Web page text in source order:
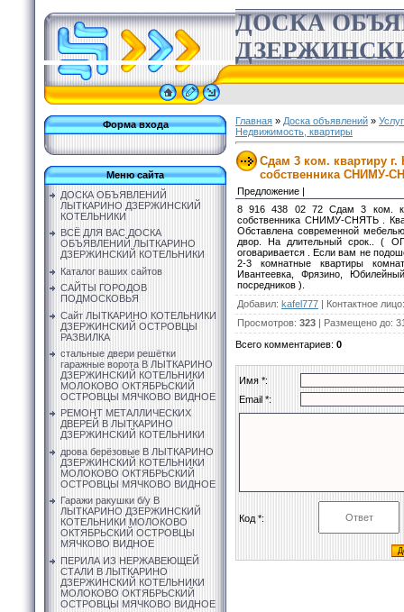
ДОСКА
Форма входа
Меню сайта
ДОСКА ОБЪЯВЛЕНИЙ
ЛЫТКАРИНО ДЗЕРЖИНСКИЙ
КОТЕЛЬНИКИ
ВСЁ ДЛЯ ВАС ДОСКА
ОБЪЯВЛЕНИЙ ЛЫТКАРИНО
ДЗЕРЖИНСКИЙ КОТЕЛЬНИКИ
Каталог ваших сайтов
САЙТЫ ГОРОДОВ
ПОДМОСКОВЬЯ
Сайт ЛЫТКАРИНО КОТЕЛЬНИКИ
ДЗЕРЖИНСКИЙ ОСТРОВЦЫ
РАЗВИЛКА
стальные двери решётки
гаражные ворота В ЛЫТКАРИНО
ДЗЕРЖИНСКИЙ КОТЕЛЬНИКИ
МОЛОКОВО ОКТЯБРЬСКИЙ
ОСТРОВЦЫ МЯЧКОВО ВИДНОЕ
РЕМОНТ МЕТАЛЛИЧЕСКИХ
ДВЕРЕЙ В ЛЫТКАРИНО
ДЗЕРЖИНСКИЙ КОТЕЛЬНИКИ
дрова берёзовые В ЛЫТКАРИНО
ДЗЕРЖИНСКИЙ КОТЕЛЬНИКИ
МОЛОКОВО ОКТЯБРЬСКИЙ
ОСТРОВЦЫ МЯЧКОВО ВИДНОЕ
Гаражи ракушки б/у В
ЛЫТКАРИНО ДЗЕРЖИНСКИЙ
КОТЕЛЬНИКИ МОЛОКОВО
ОКТЯБРЬСКИЙ ОСТРОВЦЫ
МЯЧКОВО ВИДНОЕ
ПЕРИЛА ИЗ НЕРЖАВЕЮЩЕЙ
СТАЛИ В ЛЫТКАРИНО
ДЗЕРЖИНСКИЙ КОТЕЛЬНИКИ
МОЛОКОВО ОКТЯБРЬСКИЙ
ОСТРОВЦЫ МЯЧКОВО ВИДНОЕ
Главная » Доска объявлений »
Недвижимость, квартиры
Сдам 3 ком. квартиру
собственника СНИМУ-
Предложение |
8 916 438 02 72 Сдам 3 ком.
собственника СНИМУ-СНЯТЬ .
Обставлена современной
двор. На длительный срок.. (
оговаривается . Если вам не
2-3 комнатные квартиры
Ивантеевка, Фрязино,
посредников ).
Добавил: kafel777 | Контактное лицо
Просмотров: 323 | Размещено до:
Всего комментариев: 0
Имя *:
Email *:
Код *: